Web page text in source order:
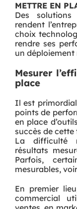
METTRE EN
Des
rendent
choix
rendre ses
un déploiement
Mesurer
place
Il est
points de
en place
succès de
La difficulté
résultats
Parfois,
mesurables,
En premier
commercial